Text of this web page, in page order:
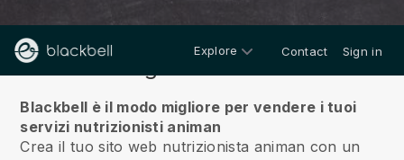
Explore Contact Sign in
Blackbell è il modo migliore per vendere i tuoi
servizi nutrizionisti animan
Crea il tuo sito web nutrizionista animan con un